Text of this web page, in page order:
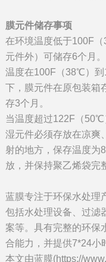
膜元件储存事项
在环境温度低于100F
元件外）可储存6个月。
温度在100F（38℃）
下，膜元件在原包装箱
存3个月。
当温度超过122F（50℃
湿元件必须存放在凉爽
射的地方，保存温度
放，并保持聚乙烯袋完
蓝膜专注于环保水处理
包括水处理设备、过滤
案等。具有完整的环保
合能力，并提供7*24小
本文由蓝膜(https://